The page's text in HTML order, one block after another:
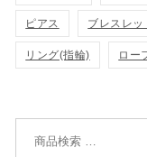
ピアス ブレスレッ
リング(指輪) ロー